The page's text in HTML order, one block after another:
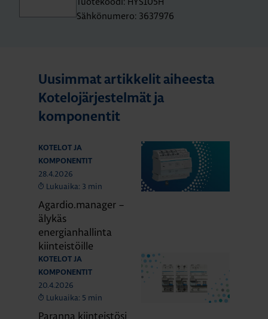
Sähkönumero: 3637976
Uusimmat artikkelit aiheesta
Kotelojärjestelmät ja
komponentit
KOTELOT JA
KOMPONENTIT
28.4.2026
Lukuaika: 3 min
Agardio.manager –
älykäs
energianhallinta
kiinteistöille
KOTELOT JA
KOMPONENTIT
20.4.2026
Lukuaika: 5 min
Paranna kiinteistösi